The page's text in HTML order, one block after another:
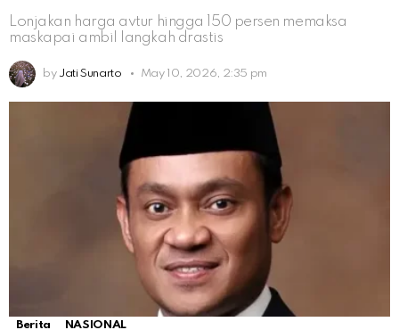
Lonjakan harga avtur hingga 150 persen memaksa
maskapai ambil langkah drastis
by Jati Sunarto May 10, 2026, 2:35 pm
Berita NASIONAL